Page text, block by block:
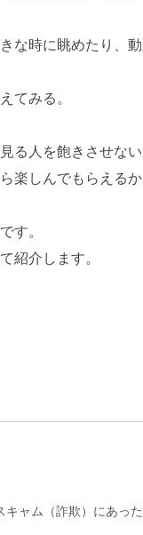
な時に眺めたり、動
てみる。
る人を飽きさせない
楽しんでもらえるか
す。
紹介します。
キャム（詐欺）にあった